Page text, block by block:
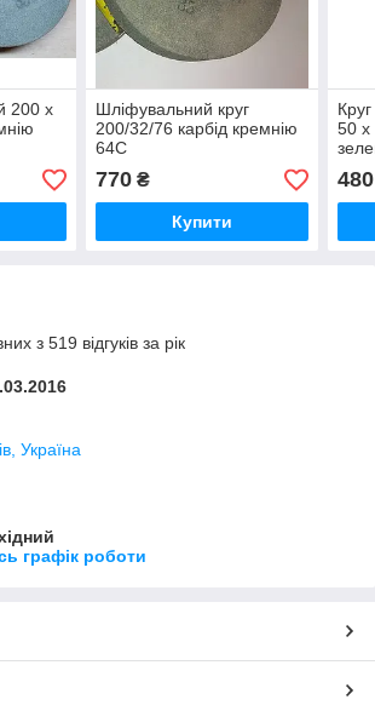
200 х
Шліфувальний круг
200/32/76 карбід кремнію
64С
770₴
Купити
50 х
480
з 519 відгуків за рік
Україна
графік роботи